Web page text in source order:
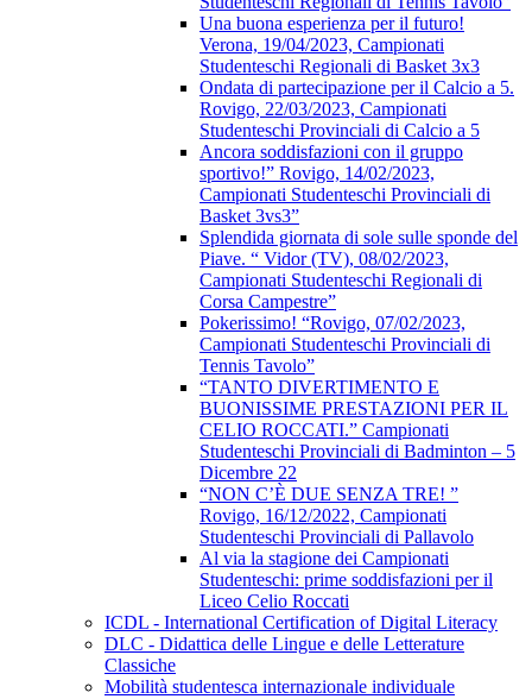
Una buona esperienza per il futuro!
Verona, 19/04/2023, Campionati
Studenteschi Regionali di Basket 3x3
Ondata di partecipazione per il Calcio a 5.
Rovigo, 22/03/2023, Campionati
Studenteschi Provinciali di Calcio a 5
Ancora soddisfazioni con il gruppo
sportivo!” Rovigo, 14/02/2023,
Campionati Studenteschi Provinciali di
Basket 3vs3”
Splendida giornata di sole sulle sponde del
Piave. “ Vidor (TV), 08/02/2023,
Campionati Studenteschi Regionali di
Corsa Campestre”
Pokerissimo! “Rovigo, 07/02/2023,
Campionati Studenteschi Provinciali di
Tennis Tavolo”
“TANTO DIVERTIMENTO E
BUONISSIME PRESTAZIONI PER IL
CELIO ROCCATI.” Campionati
Studenteschi Provinciali di Badminton – 5
Dicembre 22
“NON C’È DUE SENZA TRE! ”
Rovigo, 16/12/2022, Campionati
Studenteschi Provinciali di Pallavolo
Al via la stagione dei Campionati
Studenteschi: prime soddisfazioni per il
Liceo Celio Roccati
ICDL - International Certification of Digital Literacy
DLC - Didattica delle Lingue e delle Letterature
Classiche
Mobilità studentesca internazionale individuale